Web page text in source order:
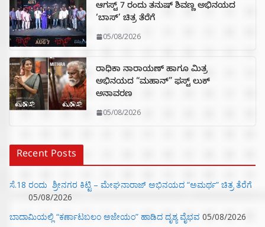
ಆಗಸ್ಟ್ 7 ರಂದು ತನುಷ್ ಶಿವಣ್ಣ ಅಭಿನಯದ
‘ಬಾಸ್’ ಚಿತ್ರ ತೆರೆಗೆ
05/08/2026
ರಾಧಿಕಾ ನಾರಾಯಣ್ ಹಾಗೂ ಮಿತ್ರ
ಅಭಿನಯದ “ಮಹಾನ್” ಫಸ್ಟ್ ಲುಕ್
ಅನಾವರಣ
05/08/2026
Recent Posts
ಸೆ.18 ರಂದು ಶ್ರೀನಗರ ಕಿಟ್ಟಿ – ಮೇಘನಾರಾಜ್ ಅಭಿನಯದ “ಅಮರ್ಥ” ಚಿತ್ರ ತೆರೆಗೆ
05/08/2026
ಬಾದಾಮಿಯಲ್ಲಿ “ಕರ್ಣಾಟಬಲಂ ಅಜೇಯಂ” ಹಾಡಿದ ದೃಶ್ಯ ವೈಭವ 05/08/2026